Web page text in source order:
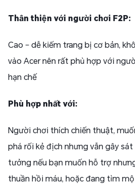
Thân thiện với người chơi F2P:
Cao – dễ kiếm trang bị cơ bản,
vào Acer nên rất phù hợp với
hạn chế
Phù hợp nhất với:
Người chơi thích chiến thuật,
phá rối kẻ địch nhưng vẫn gây
tưởng nếu bạn muốn hỗ trợ
thuần hồi máu, hoặc đang tìm